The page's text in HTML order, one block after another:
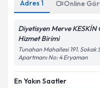
Adres 1 Online
Diyetisyen Merve KESKİN
Hizmet Birimi
Tunahan Mahallesi 191. Sokak
Apartmanı No: 4 Eryaman
En Yakın Saatler